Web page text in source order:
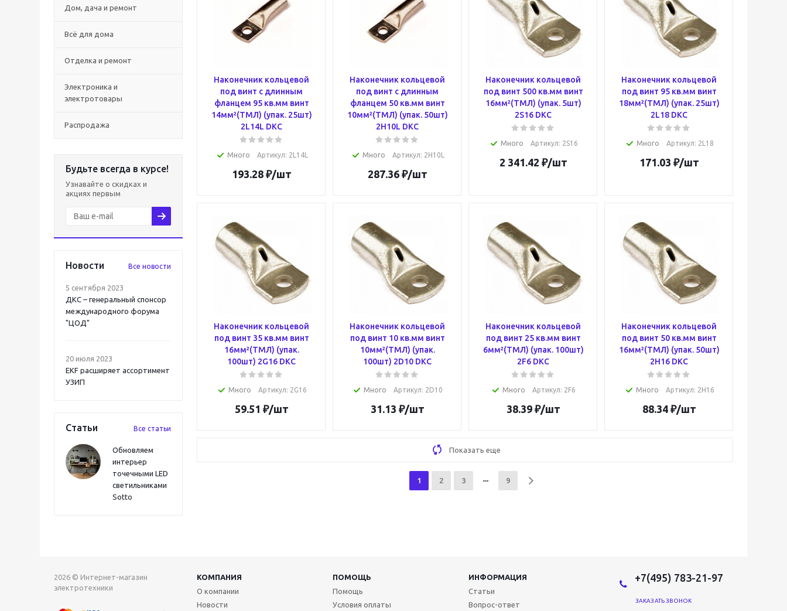
Дом, дача и ремонт
Всё для дома
Отделка и ремонт
Электроника и
электротовары
Распродажа
Будьте всегда в курсе!
Узнавайте о скидках и
акциях первым
Новости Все новости
5 сентября 2023
ДКС – генеральный спонсор
международного форума
"ЦОД"
20 июля 2023
EKF расширяет ассортимент
УЗИП
Статьи Все статьи
Обновляем
интерьер
точечными LED
светильниками
Sotto
Наконечник кольцевой
под винт с длинным
фланцем 95 кв.мм винт
14мм²(ТМЛ) (упак. 25шт)
2L14L DKC
Много Артикул: 2L14L
193.28₽/шт
Наконечник кольцевой
под винт с длинным
фланцем 50 кв.мм винт
10мм²(ТМЛ) (упак. 50шт)
2H10L DKC
Много Артикул: 2H10L
287.36₽/шт
Наконечник кольцевой
под винт 500 кв.мм винт
16мм²(ТМЛ) (упак. 5шт)
2S16 DKC
Много Артикул: 2S16
2 341.42 ₽/шт
Наконечник кольцевой
под винт 95 кв.мм винт
18мм²(ТМЛ) (упак. 25шт)
2L18 DKC
Много Артикул: 2L18
171.03 ₽/шт
Наконечник кольцевой
под винт 35 кв.мм винт
16мм²(ТМЛ) (упак.
100шт) 2G16 DKC
Много Артикул: 2G16
59.51 ₽/шт
Наконечник кольцевой
под винт 10 кв.мм винт
10мм²(ТМЛ) (упак.
100шт) 2D10 DKC
Много Артикул: 2D10
31.13 ₽/шт
Наконечник кольцевой
под винт 25 кв.мм винт
6мм²(ТМЛ) (упак. 100шт)
2F6 DKC
Много Артикул: 2F6
38.39₽/шт
Наконечник кольцевой
под винт 50 кв.мм винт
16мм²(ТМЛ) (упак. 50шт)
2H16 DKC
Много Артикул: 2H16
88.34₽/шт
Показать еще
1 2 3 9
2026 © Интернет-магазин
электротехники
КОМПАНИЯ ПОМОЩЬ
ИНФОРМАЦИЯ
О компании
Новости
Помощь
Условия оплаты
Статьи
Вопрос-ответ
+7(495) 783-21-97
ЗАКАЗАТЬ ЗВОНОК